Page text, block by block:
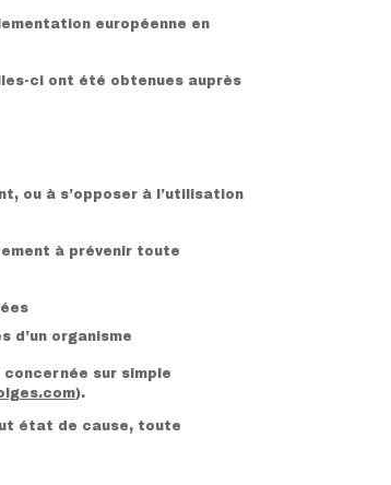
européenne en
ci ont été obtenues auprès
ou à s’opposer à l’utilisation
à prévenir toute
d’un organisme
sur simple
).
état de cause, toute